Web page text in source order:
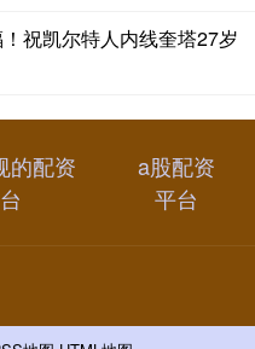
祝凯尔特人内线奎塔27岁
的配资
a股配资
平台